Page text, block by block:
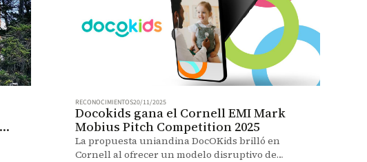
RECONOCIMIENTOS20/11/2025
Docokids gana el Cornell EMI Mark
Mobius Pitch Competition 2025
La propuesta uniandina DocOKids brilló en
Cornell al ofrecer un modelo disruptivo de